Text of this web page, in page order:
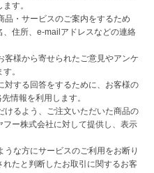
す。
品・サービスのご案内をするため
住所、e-mailアドレスなどの連絡
様から寄せられたご意見やアンケ
。
対する回答をするために、お客様の
情報を利用します。
けるよう、ご注文いただいた商品の
ー株式会社に対して提供し、表示
な方にサービスのご利用をお断り
たと判断したお取引に関するお客